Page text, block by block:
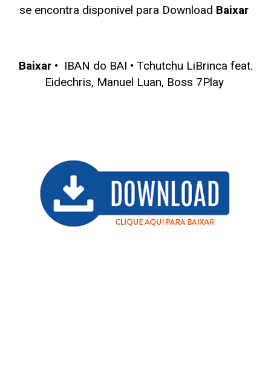
se encontra disponivel para Download Baixar
Baixar• IBAN do BAI • Tchutchu LiBrinca feat.
Eidechris, Manuel Luan, Boss 7Play